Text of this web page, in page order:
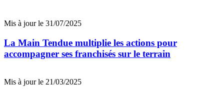
Mis à jour le 31/07/2025
La Main Tendue multiplie les actions pour
accompagner ses franchisés sur le terrain
Mis à jour le 21/03/2025